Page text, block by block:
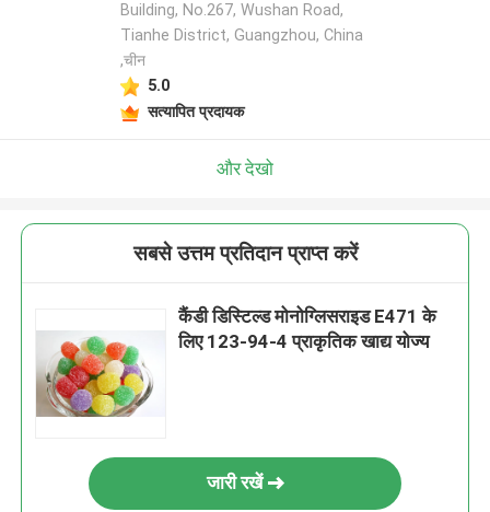
Building, No.267, Wushan Road,
Tianhe District, Guangzhou, China
,चीन
5.0
सत्यापित प्रदायक
और देखो
सबसे उत्तम प्रतिदान प्राप्त करें
कैंडी डिस्टिल्ड मोनोग्लिसराइड E471 के
लिए 123-94-4 प्राकृतिक खाद्य योज्य
जारी रखें